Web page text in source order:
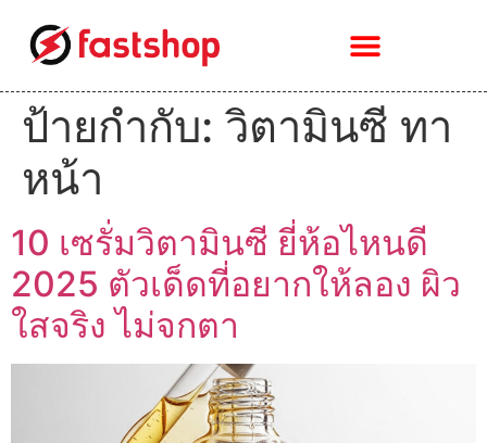
ป้ายกำกับ: วิตามินซี ทา
หน้า
10 เซรั่มวิตามินซี ยี่ห้อไหนดี
2025 ตัวเด็ดที่อยากให้ลอง ผิว
ใสจริง ไม่จกตา